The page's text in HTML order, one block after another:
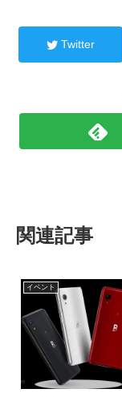
Twitter
関連記事
イベント